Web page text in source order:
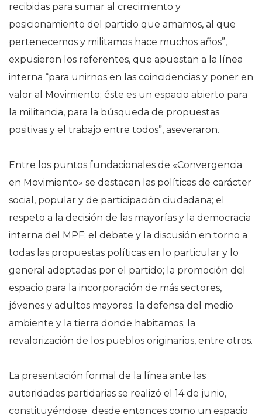
recibidas para sumar al crecimiento y
posicionamiento del partido que amamos, al que
pertenecemos y militamos hace muchos años”,
expusieron los referentes, que apuestan a la línea
interna “para unirnos en las coincidencias y poner en
valor al Movimiento; éste es un espacio abierto para
la militancia, para la búsqueda de propuestas
positivas y el trabajo entre todos”, aseveraron.
Entre los puntos fundacionales de «Convergencia
en Movimiento» se destacan las políticas de carácter
social, popular y de participación ciudadana; el
respeto a la decisión de las mayorías y la democracia
interna del MPF; el debate y la discusión en torno a
todas las propuestas políticas en lo particular y lo
general adoptadas por el partido; la promoción del
espacio para la incorporación de más sectores,
jóvenes y adultos mayores; la defensa del medio
ambiente y la tierra donde habitamos; la
revalorización de los pueblos originarios, entre otros.
La presentación formal de la línea ante las
autoridades partidarias se realizó el 14 de junio,
constituyéndose desde entonces como un espacio